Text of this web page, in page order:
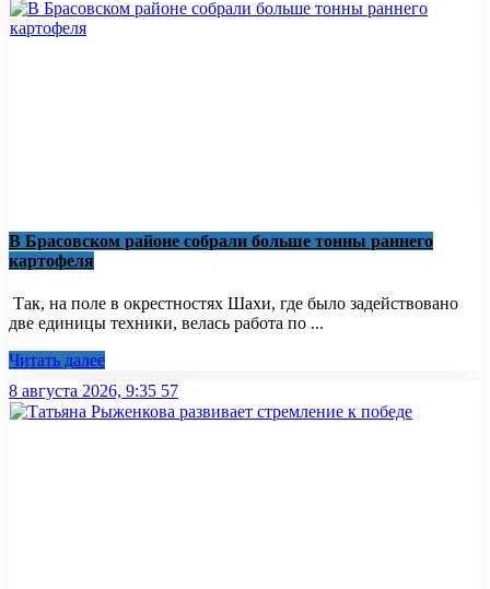
В Брасовском районе собрали больше тонны раннего
картофеля
Так, на поле в окрестностях Шахи, где было задействовано
две единицы техники, велась работа по ...
Читать далее
8 августа 2026, 9:35 57